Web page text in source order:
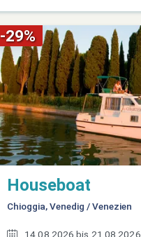
-29%
Houseboat
Chioggia, Venedig / Venezien
14.08.2026 bis 21.08.2026